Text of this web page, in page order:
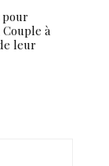
pour
à
leur